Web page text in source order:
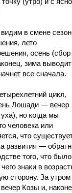
в смене
лето
осень (сбор
зима
все сначала.
цикл,
Лошади — вечер
но когда мы
человека или
что
развития —
того, что
знаки в
сторону. За утром
Козы и,